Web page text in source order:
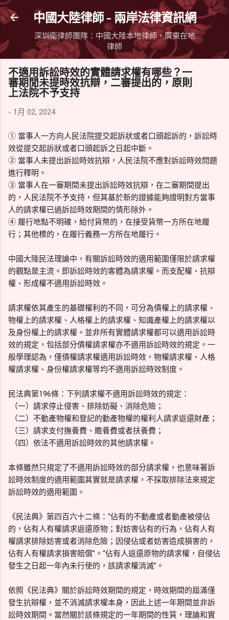
跳到主要內容
中國大陸律師 - 兩岸法律資訊網
深圳衛律師團隊：中國大陸本地律師，廣東在地
律師
不適用訴訟時效的實體請求權有哪些？一
審期閒未提時效抗辯，二審提出的，原則
上法院不予支持
- 1月 02, 2024
① 當事人一方向人民法院提交起訴狀或者口頭起訴的，訴訟時
效從提交起訴狀或者口頭起訴之日起中斷。
② 當事人未提出訴訟時效抗辯，人民法院不應對訴訟時效問題
進行釋明。
③ 當事人在一審期間未提出訴訟時效抗辯，在二審期間提出
的，人民法院不予支持，但其基於新的證據能夠證明對方當事
人的請求權已過訴訟時效期間的情形除外。
④ 履行地點不明確，給付貨幣的，在接受貨幣一方所在地履
行；其他標的，在履行義務一方所在地履行。
中國大陸民法理論中，有關訴訟時效的適用範圍僅限於請求權
的觀點是主流。即訴訟時效的客體為請求權。而支配權、抗辯
權、形成權不適用訴訟時效。
請求權依其產生的基礎權利的不同，可分為債權上的請求權、
物權上的請求權、人格權上的請求權、知識產權上的請求權以
及身份權上的請求權。並非所有實體請求權都可以適用訴訟時
效的規定，包括部分債權請求權亦不適用訴訟時效的規定。一
般學理認為，僅債權請求權適用訴訟時效，物權請求權、人格
權請求權、身份權請求權等均不適用訴訟時效制度。
民法典第196條：下列請求權不適用訴訟時效的規定：
（一）請求停止侵害、排除妨礙、消除危險；
（二）不動產物權和登記的動產物權的權利人請求返還財產；
（三）請求支付撫養費、贍養費或者扶養費；
（四）依法不適用訴訟時效的其他請求權。
本條雖然只規定了不適用訴訟時效的部分請求權，也意味著訴
訟時效制度的適用範圍其實就是請求權，不採取排除法來規定
訴訟時效的適用範圍。
《民法典》第四百六十二條：“佔有的不動產或者動產被侵佔
的，佔有人有權請求返還原物；對妨害佔有的行為，佔有人有
權請求排除妨害或者消除危險；因侵佔或者妨害造成損害的，
佔有人有權請求損害賠償”。“佔有人返還原物的請求權，自侵佔
發生之日起一年內未行使的，該請求權消滅”。
依照《民法典》關於訴訟時效期間的規定，時效期間的屆滿僅
發生抗辯權，並不消滅請求權本身，因此上述一年期間並非訴
訟時效期間。當然關於該條規定的一年期間的性質，理論和實